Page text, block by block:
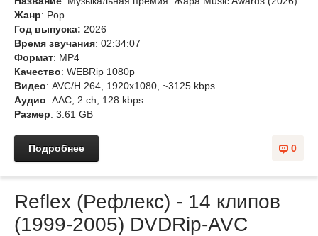
Жанр: Pop
Год выпуска: 2026
Время звучания: 02:34:07
Формат: MP4
Качество: WEBRip 1080p
Видео: AVC/H.264, 1920x1080, ~3125 kbps
Аудио: AAC, 2 ch, 128 kbps
Размер: 3.61 GB
0
Подробнее
Reflex (Рефлекс) - 14 клипов
(1999-2005) DVDRip-AVC